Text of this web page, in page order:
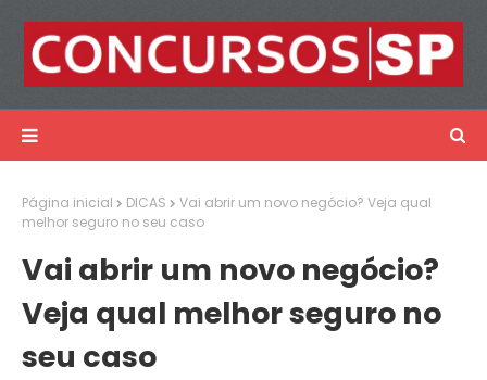
Página inicial DICAS
Vai abrir um novo negócio? Veja qual
melhor seguro no seu caso
Vai abrir um novo negócio?
Veja qual melhor seguro no
seu caso